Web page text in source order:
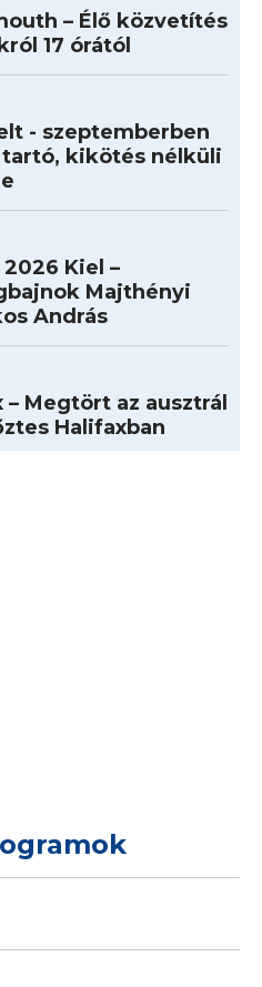
– Élő közvetítés
17 órától
- szeptemberben
kikötés nélküli
Kiel –
Majthényi
András
Megtört az ausztrál
Halifaxban